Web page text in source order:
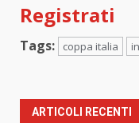
Registrati
Tags: coppa italia
ARTICOLI RECENTI